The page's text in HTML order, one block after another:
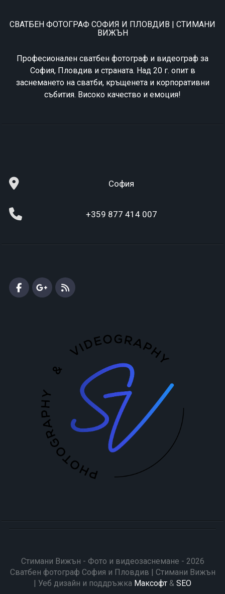
СВАТБЕН ФОТОГРАФ СОФИЯ И ПЛОВДИВ | СТИМАНИ
ВИЖЪН
Професионален сватбен фотограф и видеограф за
София, Пловдив и страната. Над 20 г. опит в
заснемането на сватби, кръщенета и корпоративни
събития. Високо качество и емоция!
София
+359 877 414 007
Стимани Вижън - Фото и видеозаснемане - 2026
Сватбен фотограф София и Пловдив | Стимани Вижън
| Уеб дизайн и поддръжка Максофт & SEO